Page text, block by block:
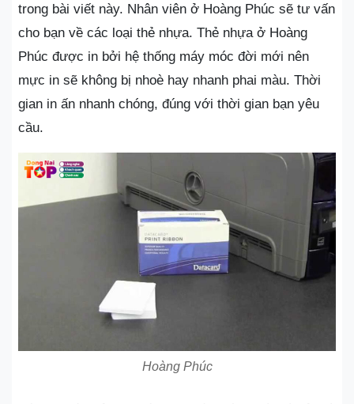
trong bài viết này. Nhân viên ở Hoàng Phúc sẽ tư vấn
cho bạn về các loại thẻ nhựa. Thẻ nhựa ở Hoàng
Phúc được in bởi hệ thống máy móc đời mới nên
mực in sẽ không bị nhoè hay nhanh phai màu. Thời
gian in ấn nhanh chóng, đúng với thời gian bạn yêu
cầu.
Hoàng Phúc